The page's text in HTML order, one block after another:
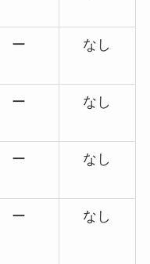
ー なし
ー なし
ー なし
ー なし